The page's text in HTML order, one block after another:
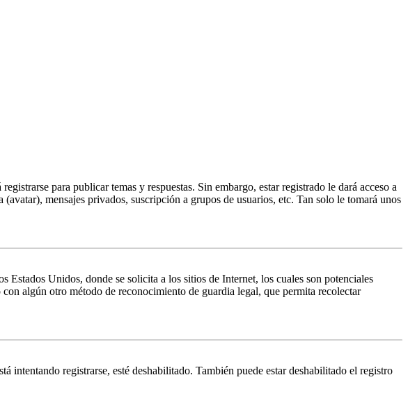
para publicar temas y respuestas. Sin embargo, estar registrado le dará acceso a
mensajes privados, suscripción a grupos de usuarios, etc. Tan solo le tomará unos
Unidos, donde se solicita a los sitios de Internet, los cuales son potenciales
algún otro método de reconocimiento de guardia legal, que permita recolectar
registrarse, esté deshabilitado. También puede estar deshabilitado el registro